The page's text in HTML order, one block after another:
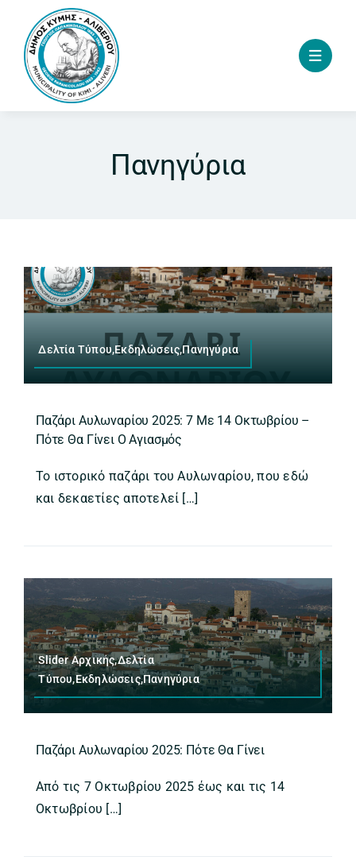
content
Πανηγύρια
Δελτία Τύπου,Εκδηλώσεις,Πανηγύρια
Παζάρι Αυλωναρίου 2025: 7 Με 14 Οκτωβρίου –
Πότε Θα Γίνει Ο Αγιασμός
Το ιστορικό παζάρι του Αυλωναρίου, που εδώ
και δεκαετίες αποτελεί […]
Slider Αρχικής,Δελτία
Τύπου,Εκδηλώσεις,Πανηγύρια
Παζάρι Αυλωναρίου 2025: Πότε Θα Γίνει
Από τις 7 Οκτωβρίου 2025 έως και τις 14
Οκτωβρίου […]